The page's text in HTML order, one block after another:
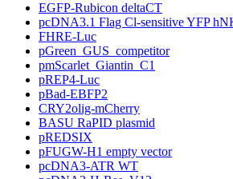
EGFP-Rubicon deltaCT
pcDNA3.1 Flag Cl-sensitive YFP
FHRE-Luc
pGreen_GUS_competitor
pmScarlet_Giantin_C1
pREP4-Luc
pBad-EBFP2
CRY2olig-mCherry
BASU RaPID plasmid
pREDSIX
pFUGW-H1 empty vector
pcDNA3-ATR WT